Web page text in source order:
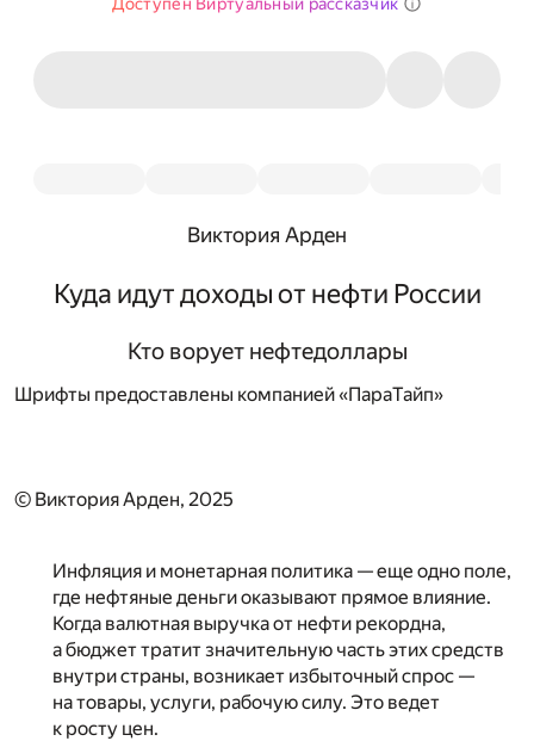
Виктория Арден
Куда идут доходы от нефти России
Кто ворует нефтедоллары
Шрифты предоставлены компанией «ПараТайп»
© Виктория Арден, 2025
Инфляция и монетарная политика — еще одно поле,
где нефтяные деньги оказывают прямое влияние.
Когда валютная выручка от нефти рекордна,
а бюджет тратит значительную часть этих средств
внутри страны, возникает избыточный спрос —
на товары, услуги, рабочую силу. Это ведет
к росту цен.